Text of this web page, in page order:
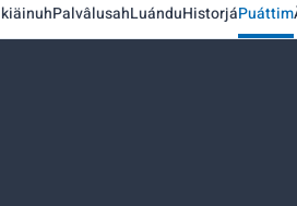
PalvâlusahLuánduHistorjáPuáttim